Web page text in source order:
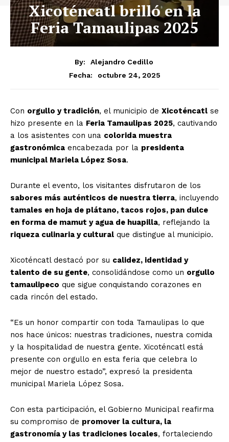
Xicoténcatl brilló en la
Feria Tamaulipas 2025
By:
Alejandro Cedillo
Fecha:
octubre 24, 2025
Con orgullo y tradición, el municipio de Xicoténcatl se
hizo presente en la Feria Tamaulipas 2025, cautivando
a los asistentes con una colorida muestra
gastronómica encabezada por la presidenta
municipal Mariela López Sosa.
Durante el evento, los visitantes disfrutaron de los
sabores más auténticos de nuestra tierra, incluyendo
tamales en hoja de plátano, tacos rojos, pan dulce
en forma de mamut y agua de huapilla, reflejando la
riqueza culinaria y cultural que distingue al municipio.
Xicoténcatl destacó por su calidez, identidad y
talento de su gente, consolidándose como un orgullo
tamaulipeco que sigue conquistando corazones en
cada rincón del estado.
“Es un honor compartir con toda Tamaulipas lo que
nos hace únicos: nuestras tradiciones, nuestra comida
y la hospitalidad de nuestra gente. Xicoténcatl está
presente con orgullo en esta feria que celebra lo
mejor de nuestro estado”, expresó la presidenta
municipal Mariela López Sosa.
Con esta participación, el Gobierno Municipal reafirma
su compromiso de promover la cultura, la
gastronomía y las tradiciones locales, fortaleciendo